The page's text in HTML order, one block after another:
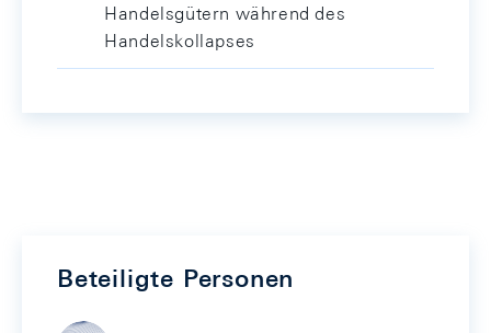
Handelsgütern während des
Handelskollapses
Beteiligte Personen